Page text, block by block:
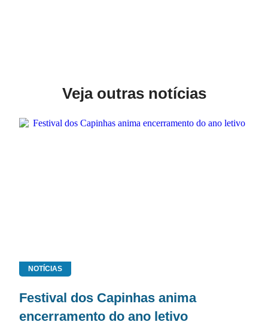
Veja outras notícias
NOTÍCIAS
Festival dos Capinhas anima
encerramento do ano letivo